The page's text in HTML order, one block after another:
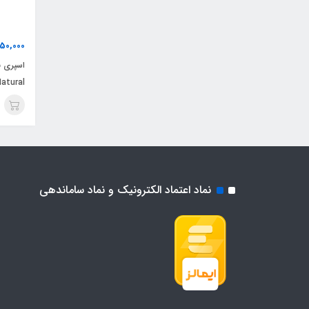
نماد اعتماد الکترونیک و نماد ساماندهی